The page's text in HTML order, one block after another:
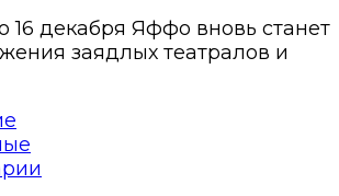
16 декабря Яффо вновь станет
заядлых театралов и